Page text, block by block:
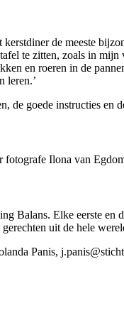
de meeste
te zitten, zoals in
en roeren in de
leren.’
de goede instructies en
fotografe Ilona van
Balans. Elke eerste
uit de hele
Panis,